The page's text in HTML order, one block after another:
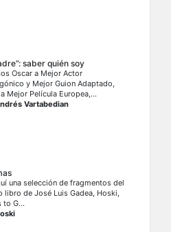
saber quién soy
Oscar a Mejor Actor
y Mejor Guion Adaptado,
Mejor Película Europea,...
Vartabedian
una selección de fragmentos del
libro de José Luis Gadea, Hoski,
to G...